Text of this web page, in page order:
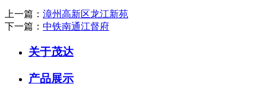
上一篇： 漳州高新区龙江新苑
下一篇： 中铁南通江督府
关于茂达
产品展示